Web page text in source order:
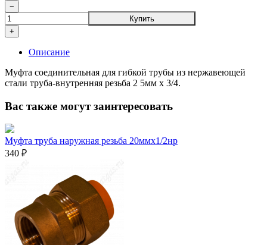
−
+
Купить
Описание
Муфта соединительная для гибкой трубы из нержавеющей
стали труба-внутренняя резьба 2 5мм х 3/4.
Вас также могут заинтересовать
Муфта труба наружная резьба 20ммx1/2нр
340 ₽